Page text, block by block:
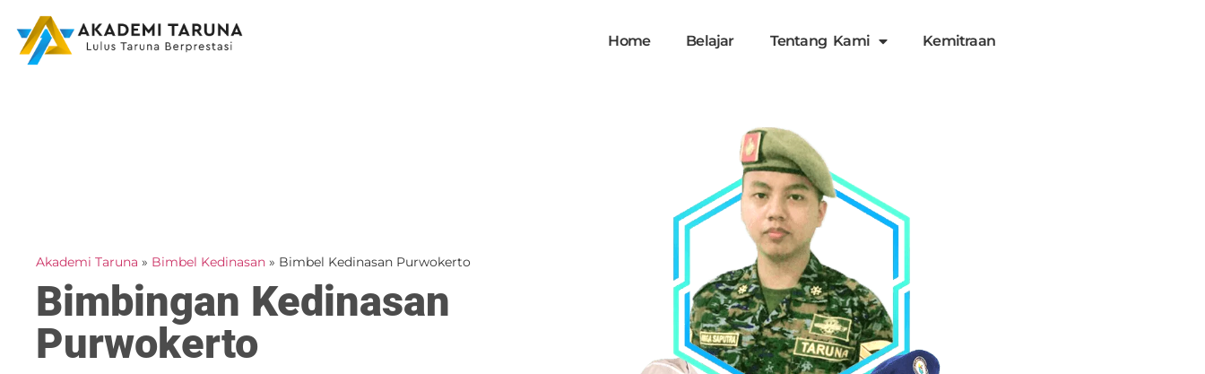
Home Belajar Tentang Kami Kemitraan
Akademi Taruna » Bimbel Kedinasan » Bimbel Kedinasan Purwokerto
Bimbingan Kedinasan
Purwokerto